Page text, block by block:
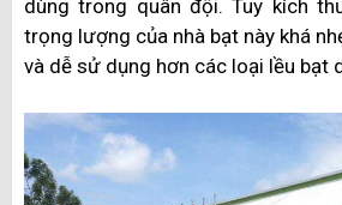
dùng trong quân đội. Tuy kích
trọng lượng của nhà bạt này khá
và dễ sử dụng hơn các loại lều bạt